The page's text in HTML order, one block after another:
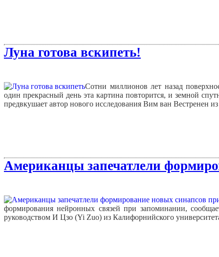
Луна готова вскипеть!
Сотни миллионов лет назад
один прекрасный день эта картина повторится, и земной
предвкушает автор нового исследования Вим ван Вестренен
Американцы запечатлели
формирования нейронных связей при запоминании,
руководством И Цзо (Yi Zuo) из Калифорнийского